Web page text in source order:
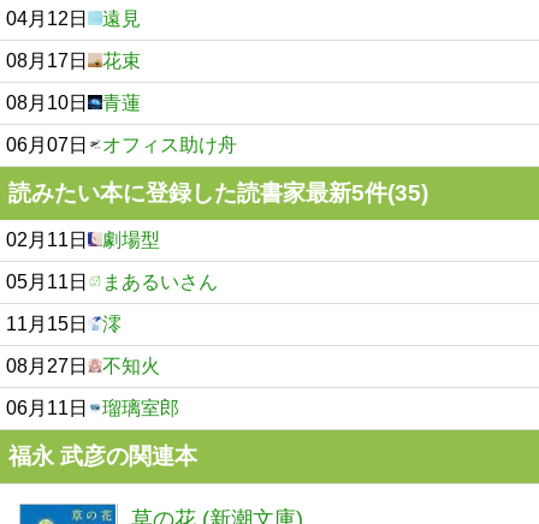
04月12日 遠見
08月17日 花束
08月10日 青蓮
06月07日 オフィス助け舟
読みたい本に登録した読書家最新5件(35)
02月11日 劇場型
05月11日 まあるいさん
11月15日 澪
08月27日 不知火
06月11日 瑠璃室郎
福永 武彦の関連本
草の花 (新潮文庫)